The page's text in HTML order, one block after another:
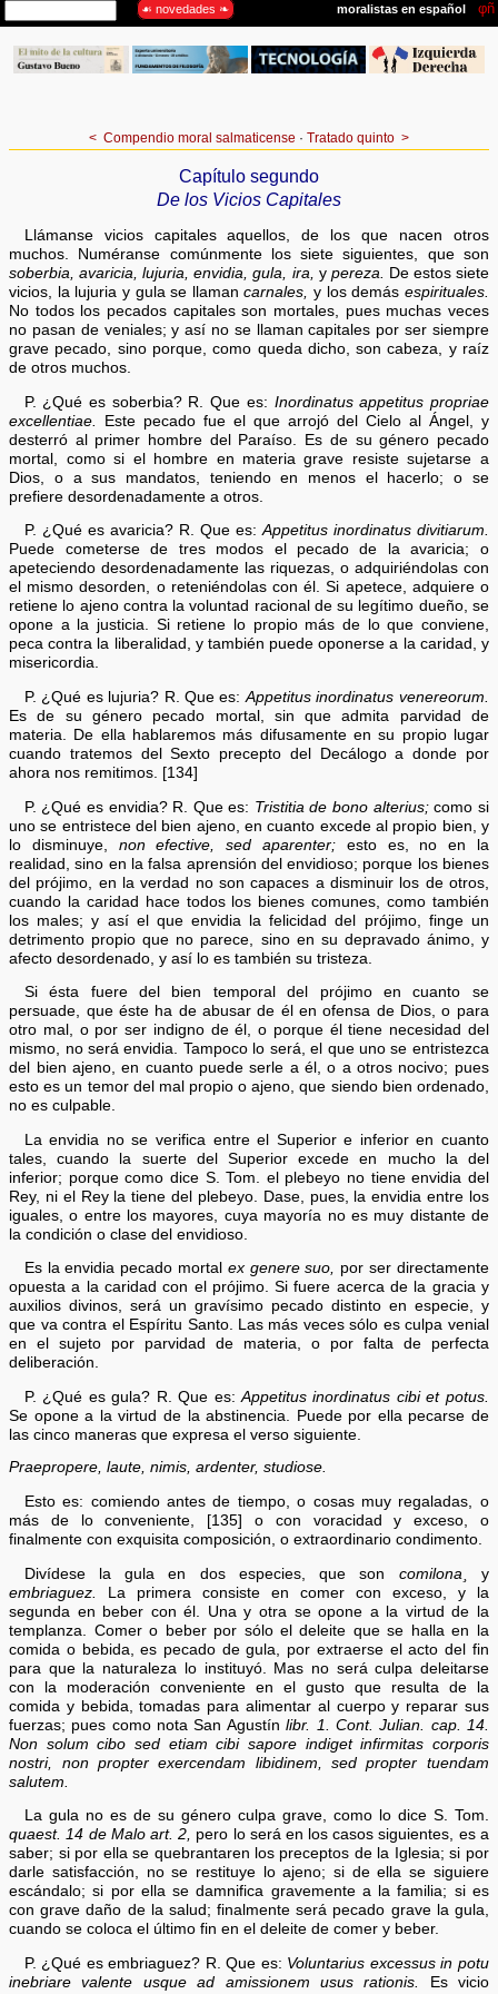
< Compendio moral salmaticense · Tratado quinto >
Capítulo segundo
De los Vicios Capitales
Llámanse vicios capitales aquellos, de los que nacen otros
muchos. Numéranse comúnmente los siete siguientes, que son
soberbia, avaricia, lujuria, envidia, gula, ira, y pereza. De estos siete
vicios, la lujuria y gula se llamancarnales, y los demás espirituales.
No todos los pecados capitales son mortales, pues muchas veces
no pasan de veniales; y así no se llaman capitales por ser siempre
grave pecado, sino porque, como queda dicho, son cabeza, y raíz
de otros muchos.
P. ¿Qué es soberbia? R. Que es: Inordinatus appetitus propriae
excellentiae.
Este pecado fue el que arrojó del Cielo al Ángel, y
desterró al primer hombre del Paraíso. Es de su género pecado
mortal, como si el hombre en materia grave resiste sujetarse a
Dios, o a sus mandatos, teniendo en menos el hacerlo; o se
prefiere desordenadamente a otros.
P. ¿Qué es avaricia? R. Que es:Appetitus inordinatus divitiarum.
Puede cometerse de tres modos el pecado de la avaricia; o
apeteciendo desordenadamente las riquezas, o adquiriéndolas con
el mismo desorden, o reteniéndolas con él. Si apetece, adquiere o
retiene lo ajeno contra la voluntad racional de su legítimo dueño, se
opone a la justicia. Si retiene lo propio más de lo que conviene,
peca contra la liberalidad, y también puede oponerse a la caridad, y
misericordia.
P. ¿Qué es lujuria? R. Que es: Appetitus inordinatus venereorum.
Es de su género pecado mortal, sin que admita parvidad de
materia. De ella hablaremos más difusamente en su propio lugar
cuando tratemos del Sexto precepto del Decálogo a donde por
ahora nos remitimos. [134]
P. ¿Qué es envidia? R. Que es: Tristitia de bono alterius;como si
uno se entristece del bien ajeno, en cuanto excede al propio bien, y
lo disminuye, non efective, sed aparenter; esto es, no en la
realidad, sino en la falsa aprensión del envidioso; porque los bienes
del prójimo, en la verdad no son capaces a disminuir los de otros,
cuando la caridad hace todos los bienes comunes, como también
los males; y así el que envidia la felicidad del prójimo, finge un
detrimento propio que no parece, sino en su depravado ánimo, y
afecto desordenado, y así lo es también su tristeza.
Si ésta fuere del bien temporal del prójimo en cuanto se
persuade, que éste ha de abusar de él en ofensa de Dios, o para
otro mal, o por ser indigno de él, o porque él tiene necesidad del
mismo, no será envidia. Tampoco lo será, el que uno se entristezca
del bien ajeno, en cuanto puede serle a él, o a otros nocivo; pues
esto es un temor del mal propio o ajeno, que siendo bien ordenado,
no es culpable.
La envidia no se verifica entre el Superior e inferior en cuanto
tales, cuando la suerte del Superior excede en mucho la del
inferior; porque como dice S. Tom. el plebeyo no tiene envidia del
Rey, ni el Rey la tiene del plebeyo. Dase, pues, la envidia entre los
iguales, o entre los mayores, cuya mayoría no es muy distante de
la condición o clase del envidioso.
Es la envidia pecado mortal ex genere suo, por ser directamente
opuesta a la caridad con el prójimo. Si fuere acerca de la gracia y
auxilios divinos, será un gravísimo pecado distinto en especie, y
que va contra el Espíritu Santo. Las más veces sólo es culpa venial
en el sujeto por parvidad de materia, o por falta de perfecta
deliberación.
P. ¿Qué es gula? R. Que es: Appetitus inordinatus cibi et potus.
Se opone a la virtud de la abstinencia. Puede por ella pecarse de
las cinco maneras que expresa el verso siguiente.
Praepropere, laute, nimis, ardenter, studiose.
Esto es: comiendo antes de tiempo, o cosas muy regaladas, o
más de lo conveniente, [135] o con voracidad y exceso, o
finalmente con exquisita composición, o extraordinario condimento.
Divídese la gula en dos especies, que son comilona¸
y
embriaguez.
La primera consiste en comer con exceso, y la
segunda en beber con él. Una y otra se opone a la virtud de la
templanza. Comer o beber por sólo el deleite que se halla en la
comida o bebida, es pecado de gula, por extraerse el acto del fin
para que la naturaleza lo instituyó. Mas no será culpa deleitarse
con la moderación conveniente en el gusto que resulta de la
comida y bebida, tomadas para alimentar al cuerpo y reparar sus
fuerzas; pues como nota San Agustín libr. 1. Cont. Julian. cap. 14.
Non solum cibo sed etiam cibi sapore indiget infirmitas corporis
nostri, non propter exercendam libidinem, sed propter tuendam
salutem.
La gula no es de su género culpa grave, como lo dice S. Tom.
quaest. 14 de Malo art. 2, pero lo será en los casos siguientes, es a
saber; si por ella se quebrantaren los preceptos de la Iglesia; si por
darle satisfacción, no se restituye lo ajeno; si de ella se siguiere
escándalo; si por ella se damnifica gravemente a la familia; si es
con grave daño de la salud; finalmente será pecado grave la gula,
cuando se coloca el último fin en el deleite de comer y beber.
P. ¿Qué es embriaguez? R. Que es: Voluntarius excessus in potu
inebriare valente usque ad amissionem usus rationis.
Es vicio